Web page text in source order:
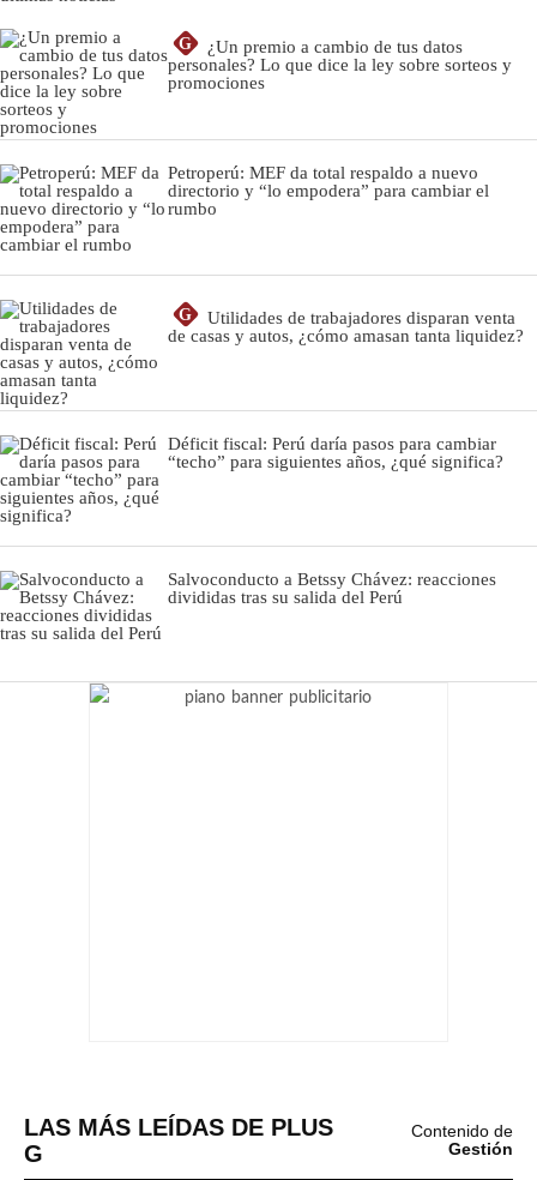
G
¿Un premio a cambio de tus datos
personales? Lo que dice la ley sobre sorteos y
promociones
Petroperú: MEF da total respaldo a nuevo
directorio y “lo empodera” para cambiar el
rumbo
G
Utilidades de trabajadores disparan venta
de casas y autos, ¿cómo amasan tanta liquidez?
Déficit fiscal: Perú daría pasos para cambiar
“techo” para siguientes años, ¿qué significa?
Salvoconducto a Betssy Chávez: reacciones
divididas tras su salida del Perú
LAS MÁS LEÍDAS DE PLUS
G
Contenido de
Gestión